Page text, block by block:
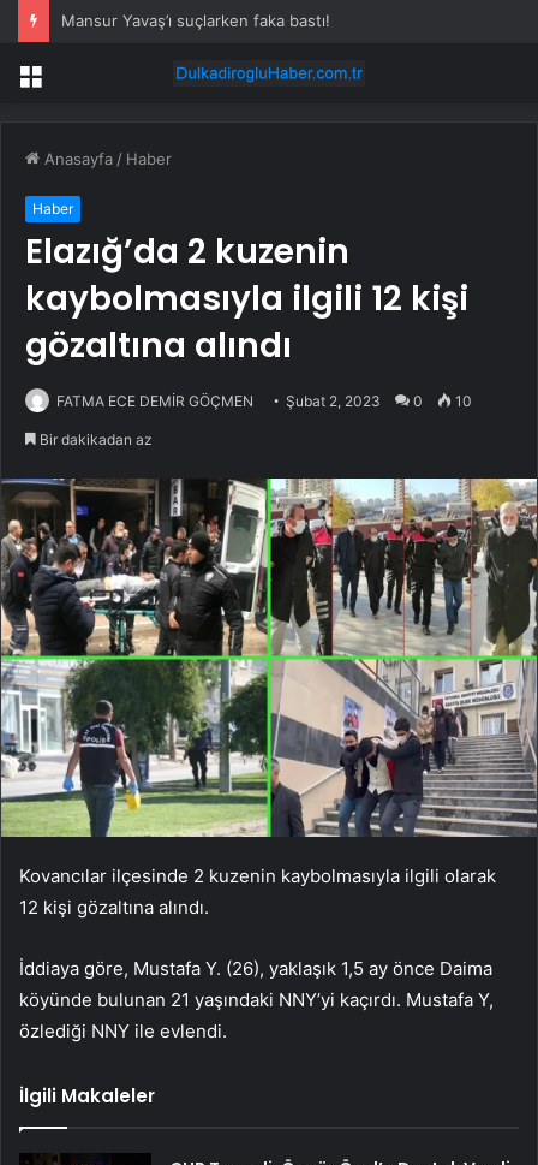
Mansur Yavaş’ı suçlarken faka bastı!
Menü
Anasayfa / Haber
Haber
Elazığ’da 2 kuzenin
kaybolmasıyla ilgili 12 kişi
gözaltına alındı
FATMA ECE DEMİR GÖÇMEN Şubat 2, 2023 0 10
Bir dakikadan az
Kovancılar ilçesinde 2 kuzenin kaybolmasıyla ilgili olarak
12 kişi gözaltına alındı.
İddiaya göre, Mustafa Y. (26), yaklaşık 1,5 ay önce Daima
köyünde bulunan 21 yaşındaki NNY’yi kaçırdı. Mustafa Y,
özlediği NNY ile evlendi.
İlgili Makaleler